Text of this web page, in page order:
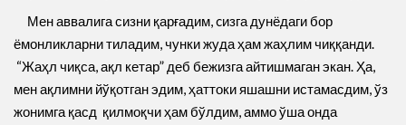
Мен аввалига сизни қарғадим, cизга дунёдаги бор
ёмонликларни тиладим, чунки жуда ҳам жаҳлим чиққанди.
“Жаҳл чиқса, ақл кетар” деб бежизга айтишмаган экан. Ҳа,
мен ақлимни йўқотган эдим, ҳаттоки яшашни истамасдим, ўз
жонимга қасд қилмоқчи ҳам бўлдим, аммо ўша онда